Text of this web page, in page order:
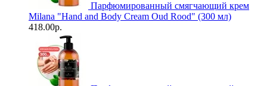
Парфюмированный смягчающий крем
Milana "Hand and Body Cream Oud Rood" (300 мл)
418.00р.